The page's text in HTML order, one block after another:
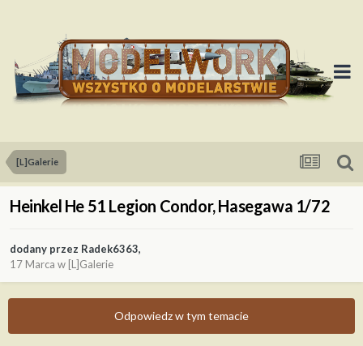
[L]Galerie
Heinkel He 51 Legion Condor, Hasegawa 1/72
dodany przez Radek6363,
17 Marca w [L]Galerie
Odpowiedz w tym temacie